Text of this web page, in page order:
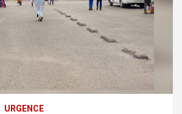
URGENCE